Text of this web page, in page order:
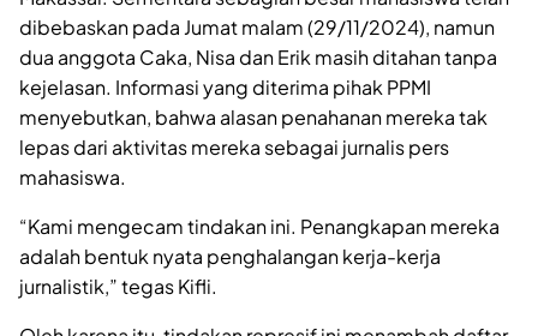
dibebaskan pada Jumat malam (29/11/2024), namun
dua anggota Caka, Nisa dan Erik masih ditahan tanpa
kejelasan. Informasi yang diterima pihak PPMI
menyebutkan, bahwa alasan penahanan mereka tak
lepas dari aktivitas mereka sebagai jurnalis pers
mahasiswa.
“Kami mengecam tindakan ini. Penangkapan mereka
adalah bentuk nyata penghalangan kerja-kerja
jurnalistik,” tegas Kifli.